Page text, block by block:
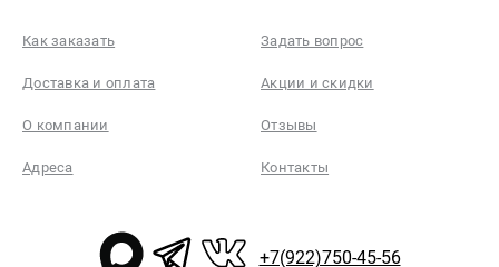
Как заказать Задать вопрос
Доставка и оплата Акции и скидки
О компании Отзывы
Адреса Контакты
+7(922)750-45-56